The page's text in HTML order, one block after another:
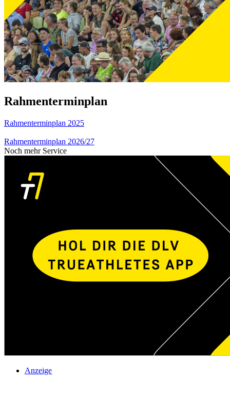
Rahmenterminplan
Rahmenterminplan 2025
Rahmenterminplan 2026/27
Noch mehr Service
Anzeige